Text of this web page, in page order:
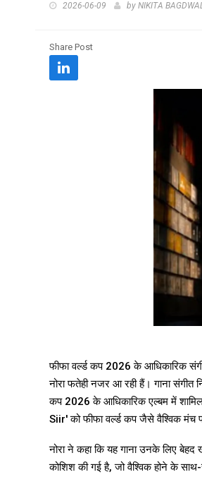
2026-06-09 by NIKITA
Share Post
फीफा वर्ल्ड कप 2026 के आधिकारिक
नोरा फतेही नजर आ रही हैं। गाना संगीत
कप 2026 के आधिकारिक एल्बम में शामिल
Siir' को फीफा वर्ल्ड कप जैसे वैश्विक मंच
नोरा ने कहा कि यह गाना उनके लिए
कोशिश की गई है, जो वैश्विक होने के